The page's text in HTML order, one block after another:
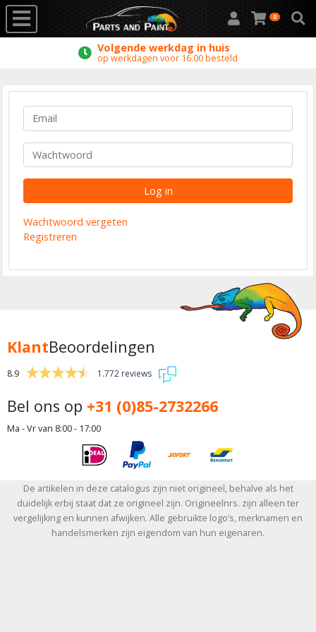
0
Volgende werkdag in huis
op werkdagen voor 16.00 besteld
Log in
Wachtwoord vergeten
Registreren
Bel ons op +31 (0)85-2732266
Ma - Vr van 8:00 - 17:00
KlantBeoordelingen
8.9 1.772 reviews
De artikelen in deze catalogus zijn niet origineel, behalve als het
duidelijk erbij staat dat ze origineel zijn. Origineelnrs. zijn alleen ter
vergelijking en kunnen afwijken. Alle gebruikte logo’s, merknamen en
handelsmerken zijn eigendom van hun eigenaren.